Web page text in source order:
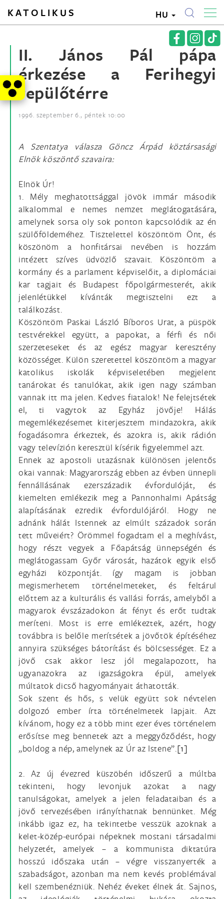
KATOLIKUS HU
II. János Pál pápa
érkezése a Ferihegyi
repülőtérre
1996. szeptember 6., péntek 10:00
A Szentatya válasza Göncz Árpád köztársasági
Elnök köszöntő szavaira:
Elnök Úr!
1. Mély meghatottsággal jövök immár második
alkalommal e nemes nemzet meglátogatására,
amelynek sorsa oly sok ponton kapcsolódik az én
szülőföldeméhez. Tisztelettel köszöntöm Önt, és
köszönöm a honfitársai nevében is hozzám
intézett szíves üdvözlő szavait. Köszöntöm a
kormány és a parlament képviselőit, a diplomáciai
kar tagjait és Budapest főpolgármesterét, akik
jelenlétükkel kívánták megtisztelni ezt a
találkozást.
Köszöntöm Paskai László Bíboros Urat, a püspök
testvérekkel együtt, a papokat, a férfi és női
szerzeteseket és az egész magyar keresztény
közösséget. Külön szeretettel köszöntöm a magyar
katolikus iskolák képviseletében megjelent
tanárokat és tanulókat, akik igen nagy számban
vannak itt ma jelen. Kedves fiatalok! Ne felejtsétek
el, ti vagytok az Egyház jövője! Hálás
megemlékezésemet kiterjesztem mindazokra, akik
fogadásomra érkeztek, és azokra is, akik rádión
vagy televízión keresztül kísérik figyelemmel azt.
Ennek az apostoli utazásnak különösen jelentős
okai vannak: Magyarország ebben az évben ünnepli
fennállásának ezerszázadik évfordulóját, és
kiemelten emlékezik meg a Pannonhalmi Apátság
alapításának ezredik évfordulójáról. Hogy ne
adnánk hálát Istennek az elmúlt századok során
tett műveiért? Örömmel fogadtam el a meghívást,
hogy részt vegyek a Főapátság ünnepségén és
meglátogassam Győr városát, hazátok egyik első
egyházi központját. így magam is jobban
megismerhetem történelmeteket, és feltárul
előttem az a kulturális és vallási forrás, amelyből a
magyarok évszázadokon át fényt és erőt tudtak
meríteni. Most is erre emlékeztek, azért, hogy
továbbra is belőle merítsétek a jövőtök építéséhez
annyira szükséges bátorítást és bölcsességet. Ez a
jövő csak akkor lesz jól megalapozott, ha
ugyanazokra az igazságokra épül, amelyek
múltatok dicső hagyományait áthatották.
Sok szent és hős, s velük együtt sok névtelen
dolgozó ember írta történelmetek lapjait. Azt
kívánom, hogy ez a több mint ezer éves történelem
erősítse meg bennetek azt a meggyőződést, hogy
„boldog a nép, amelynek az Úr az Istene”.[1]
2. Az új évezred küszöbén időszerű a múltba
tekinteni, hogy levonjuk azokat a nagy
tanulságokat, amelyek a jelen feladataiban és a
jövő tervezésében irányíthatnak bennünket. Még
inkább igaz ez, ha tekintetbe vesszük azoknak a
kelet-közép-európai népeknek mostani társadalmi
helyzetét, amelyek – a kommunista diktatúra
hosszú időszaka után – végre visszanyerték a
szabadságot, azonban ma nem kevés problémával
kell szembenézniük. Nehéz éveket élnek át. Sajnos,